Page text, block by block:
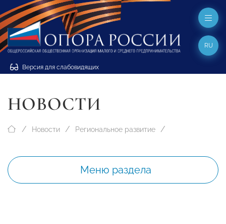
Версия для слабовидящих
RU
НОВОСТИ
Новости Региональное развитие
Меню раздела